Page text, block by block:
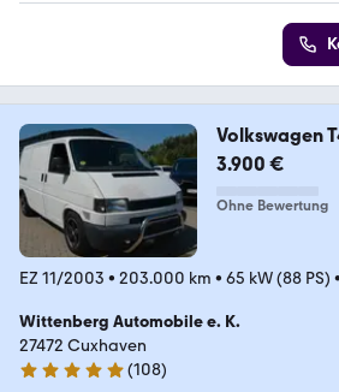
Volkswagen
3.900 €
Ohne Bewertung
EZ 11/2003 • 203.000 km • 65 kW (88 PS) •
Wittenberg Automobile e. K.
27472 Cuxhaven
4.9 Sterne
(108)